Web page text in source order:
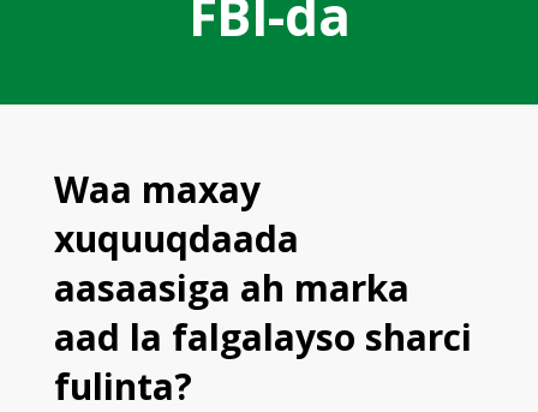
FBI-da
Waa maxay
xuquuqdaada
aasaasiga ah marka
aad la falgalayso sharci
fulinta?